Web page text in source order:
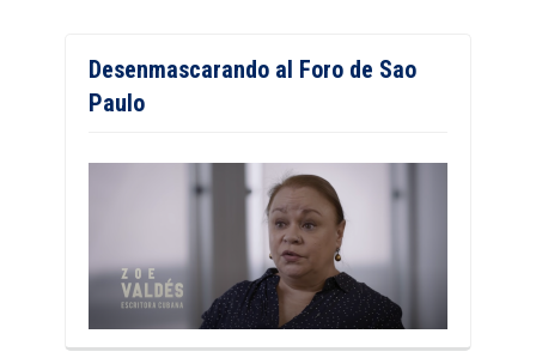
Desenmascarando al Foro de Sao
Paulo